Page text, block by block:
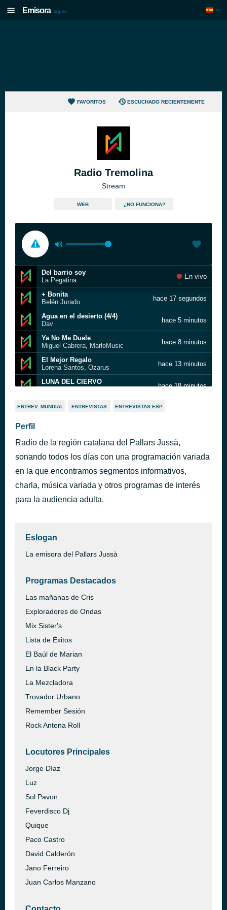
Emisora .org.es
FAVORITOS ESCUCHADO RECIENTEMENTE
Radio Tremolina
Stream
WEB ¿NO FUNCIONA?
Del barrio soy
La Pegatina
En vivo
+ Bonita
Belén Jurado
hace 17 segundos
Agua en el desierto (4/4)
Dav
hace 5 minutos
Ya No Me Duele
Miguel Cabrera, MarloMusic
hace 8 minutos
El Mejor Regalo
Lorena Santos, Ozarus
hace 13 minutos
LUNA DEL CIERVO
hace 18 minutos
PERDUTS TU I JO
hace 23 minutos
Respétame
Manuel Carrasco, Kany García
Tu y Yo
Oscar Maydon, Victor Mendivil
hace 38 minutos
ENTREV. MUNDIAL ENTREVISTAS ENTREVISTAS ESP
Perfil
Radio de la región catalana del Pallars Jussà,
sonando todos los días con una programación variada
en la que encontramos segmentos informativos,
charla, música variada y otros programas de interés
para la audiencia adulta.
Eslogan
La emisora del Pallars Jussà
Programas Destacados
Las mañanas de Cris
Exploradores de Ondas
Mix Sister's
Lista de Éxitos
El Baúl de Marian
En la Black Party
La Mezcladora
Trovador Urbano
Remember Sesión
Rock Antena Roll
Locutores Principales
Jorge Díaz
Luz
Sol Pavon
Feverdisco Dj
Quique
Paco Castro
David Calderón
Jano Ferreiro
Juan Carlos Manzano